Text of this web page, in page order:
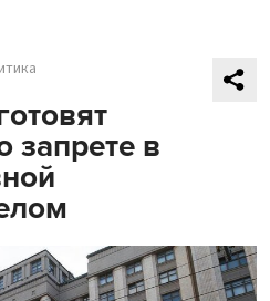
запрете в